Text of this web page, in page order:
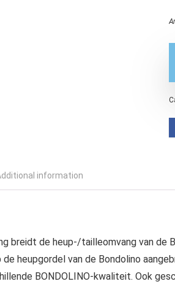
information
breidt de heup-/tailleomvang van
heupgordel van de Bondolino
BONDOLINO-kwaliteit. Ook